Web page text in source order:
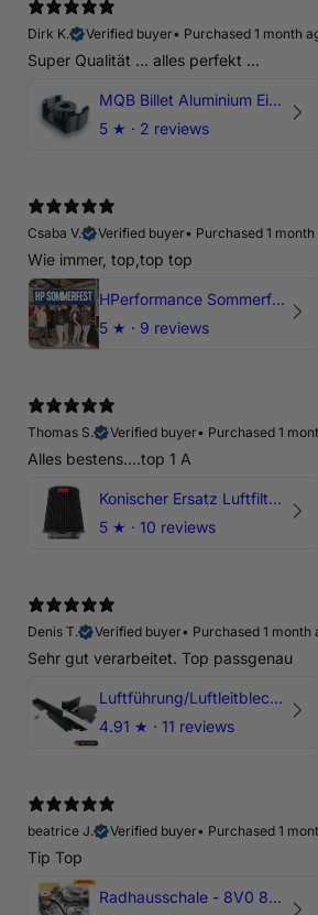
Dirk K.
Verified buyer• Purchased 1 month
Super Qualität ... alles perfekt ...
MQB Billet Aluminium Einsatz Drehmomentstütze - DOGBONE für Audi RS3, TTRS, RSQ3
5 ★ · 2 reviews
Csaba V.
Verified buyer• Purchased 1 month
Wie immer, top,top top
HPerformance Sommerfest 2026
5 ★ · 9 reviews
Thomas S.
Verified buyer• Purchased 1
Alles bestens....top 1 A
Konischer Ersatz Luftfilter Pilz - 4" & 5" Offene Ansaugung
5 ★ · 10 reviews
Denis T.
Verified buyer• Purchased 1 month
Sehr gut verarbeitet. Top passgenau
Luftführung/Luftleitblech 5" 125mm offene Ansaugung HPerformance
4.91 ★ · 11 reviews
beatrice J.
Verified buyer• Purchased 1
Tip Top
Radhausschale - 8V0 821 191 C - Original Ersatzteil für Audi RS3 Sportback